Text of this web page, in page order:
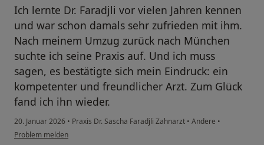
Ich lernte Dr. Faradjli vor vielen Jahren kennen
und war schon damals sehr zufrieden mit ihm.
Nach meinem Umzug zurück nach München
suchte ich seine Praxis auf. Und ich muss
sagen, es bestätigte sich mein Eindruck: ein
kompetenter und freundlicher Arzt. Zum Glück
fand ich ihn wieder.
20. Januar 2026 • Praxis Dr. Sascha Faradjli Zahnarzt • Andere •
Problem melden